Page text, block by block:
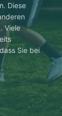
Diese
Viele
Sie bei